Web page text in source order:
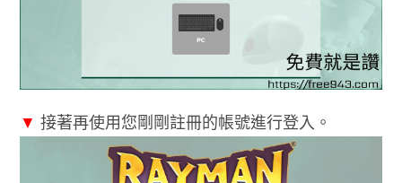
▼ 接著再使用您剛剛註冊的帳號進行登入。